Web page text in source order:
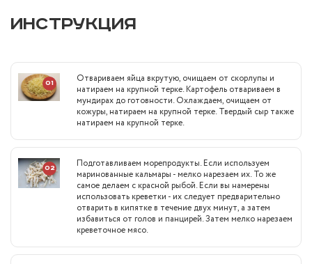
ИНСТРУКЦИЯ
01
Отвариваем яйца вкрутую, очищаем от скорлупы и
натираем на крупной терке. Картофель отвариваем в
мундирах до готовности. Охлаждаем, очищаем от
кожуры, натираем на крупной терке. Твердый сыр также
натираем на крупной терке.
02
Подготавливаем морепродукты. Если используем
маринованные кальмары - мелко нарезаем их. То же
самое делаем с красной рыбой. Если вы намерены
использовать креветки - их следует предварительно
отварить в кипятке в течение двух минут, а затем
избавиться от голов и панцирей. Затем мелко нарезаем
креветочное мясо.